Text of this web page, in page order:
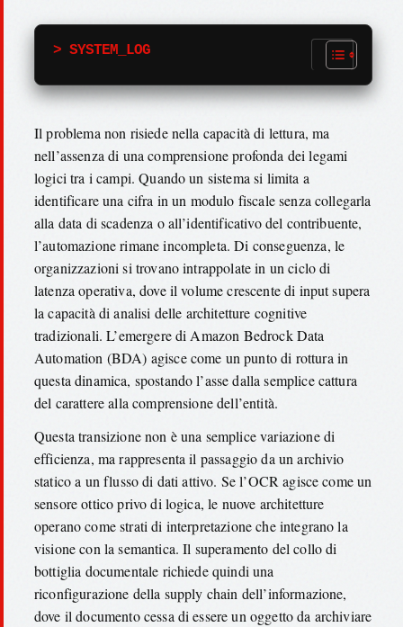
> SYSTEM_LOG
Il problema non risiede nella capacità di lettura, ma
nell’assenza di una comprensione profonda dei legami
logici tra i campi. Quando un sistema si limita a
identificare una cifra in un modulo fiscale senza collegarla
alla data di scadenza o all’identificativo del contribuente,
l’automazione rimane incompleta. Di conseguenza, le
organizzazioni si trovano intrappolate in un ciclo di
latenza operativa, dove il volume crescente di input supera
la capacità di analisi delle architetture cognitive
tradizionali. L’emergere di Amazon Bedrock Data
Automation (BDA) agisce come un punto di rottura in
questa dinamica, spostando l’asse dalla semplice cattura
del carattere alla comprensione dell’entità.
Questa transizione non è una semplice variazione di
efficienza, ma rappresenta il passaggio da un archivio
statico a un flusso di dati attivo. Se l’OCR agisce come un
sensore ottico privo di logica, le nuove architetture
operano come strati di interpretazione che integrano la
visione con la semantica. Il superamento del collo di
bottiglia documentale richiede quindi una
riconfigurazione della supply chain dell’informazione,
dove il documento cessa di essere un oggetto da archiviare